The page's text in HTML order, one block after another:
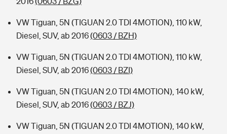
VW Tiguan, 5N (TIGUAN 2.0 TDI 4MOTION), 110 kW,
Diesel, SUV, ab 2016(0603 / BZH)
VW Tiguan, 5N (TIGUAN 2.0 TDI 4MOTION), 110 kW,
Diesel, SUV, ab 2016(0603 / BZI)
VW Tiguan, 5N (TIGUAN 2.0 TDI 4MOTION), 140 kW,
Diesel, SUV, ab 2016(0603 / BZJ)
VW Tiguan, 5N (TIGUAN 2.0 TDI 4MOTION), 140 kW,